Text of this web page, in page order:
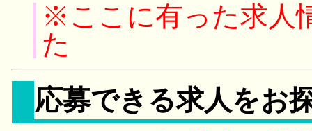
※ここに有った求人
た
応募できる求人をお